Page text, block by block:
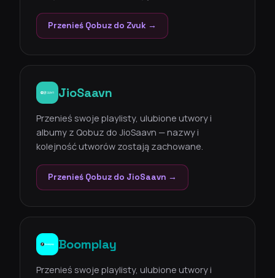
Przenieś Qobuz do Zvuk →
JioSaavn
Przenieś swoje playlisty, ulubione utwory i
albumy z Qobuz do JioSaavn — nazwy i
kolejność utworów zostają zachowane.
Przenieś Qobuz do JioSaavn →
Boomplay
Przenieś swoje playlisty, ulubione utwory i